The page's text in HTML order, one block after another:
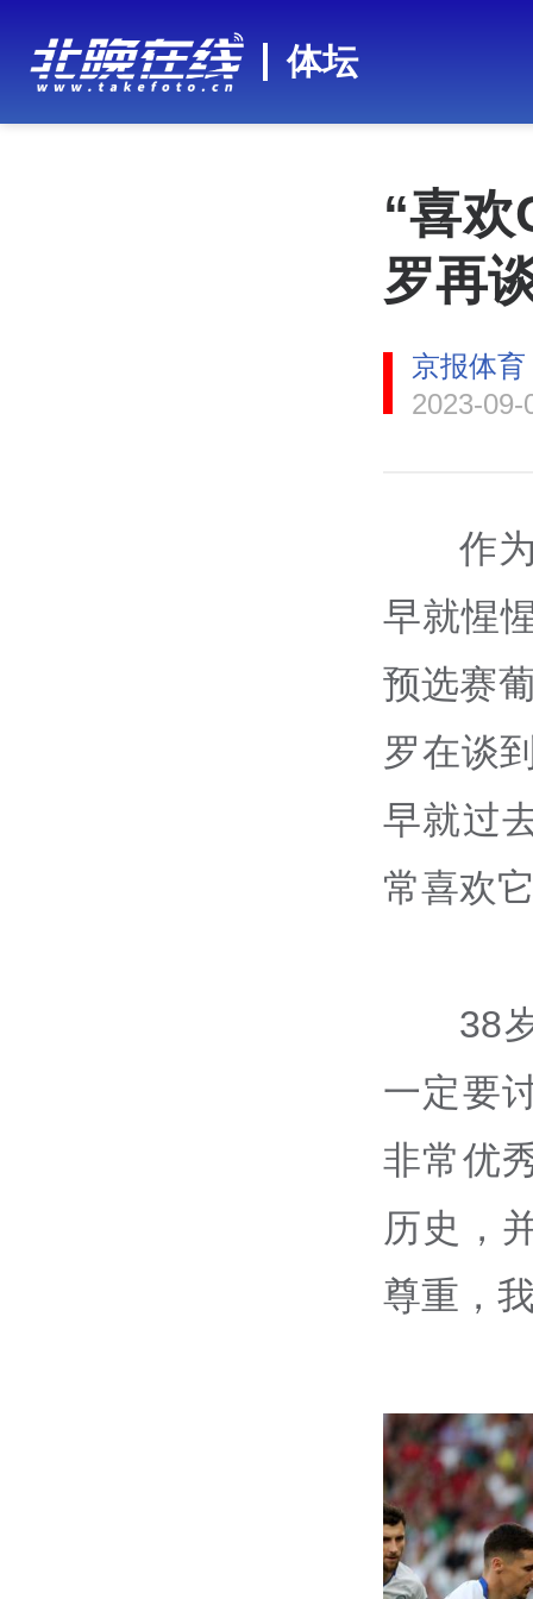
体坛
“喜
罗再
京报体育
2023-09-
作
早就惺
预选赛
罗在谈
早就过
常喜欢
38
一定要
非常优
历史，
尊重，